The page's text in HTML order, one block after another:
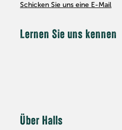
Schicken Sie uns eine E-Mail
Lernen Sie uns kennen
Über Halls